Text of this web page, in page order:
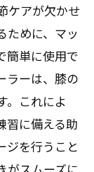
ケアが欠かせ
ために、マッ
簡単に使用で
ラーは、膝の
。これによ
習に備える助
ジを行うこと